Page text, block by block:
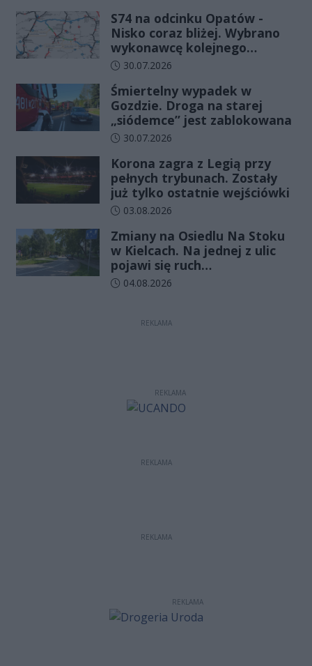
S74 na odcinku Opatów -
Nisko coraz bliżej. Wybrano
wykonawcę kolejnego
odcinka
Data dodania artykułu:
30.07.2026
Śmiertelny wypadek w
Gozdzie. Droga na starej
„siódemce” jest zablokowana
Data dodania artykułu:
30.07.2026
Korona zagra z Legią przy
pełnych trybunach. Zostały
już tylko ostatnie wejściówki
Data dodania artykułu:
03.08.2026
Zmiany na Osiedlu Na Stoku
w Kielcach. Na jednej z ulic
pojawi się ruch
jednokierunkowy
Data dodania artykułu:
04.08.2026
REKLAMA
REKLAMA
REKLAMA
REKLAMA
REKLAMA